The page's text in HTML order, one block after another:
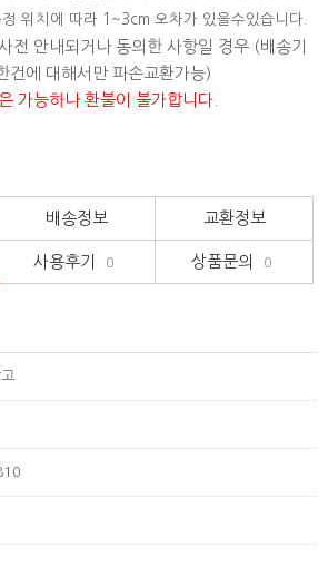
위치에 따라 1~3cm 오차가 있을수있습니다.
전 안내되거나 동의한 사항일 경우 (배송기
건에 대해서만 파손교환가능)
가능하나 환불이 불가합니다.
배송정보 교환정보
사용후기 0 상품문의 0